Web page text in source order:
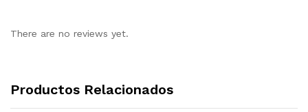
There are no reviews yet.
Productos Relacionados